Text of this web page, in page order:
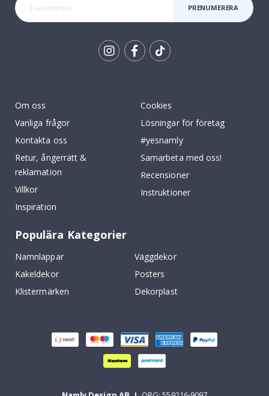
PRENUMERERA
Om oss
Vanliga frågor
Kontakta oss
Retur, ångerrätt &
reklamation
Villkor
Inspiration
Cookies
Lösningar för företag
#yesnamly
Samarbeta med oss!
Recensioner
Instruktioner
Populära Kategorier
Namnlappar
Väggdekor
Kakeldekor
Posters
Klistermärken
Dekorplast